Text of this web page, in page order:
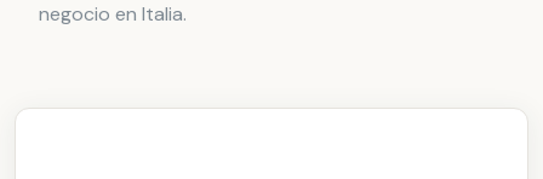
negocio en Italia.